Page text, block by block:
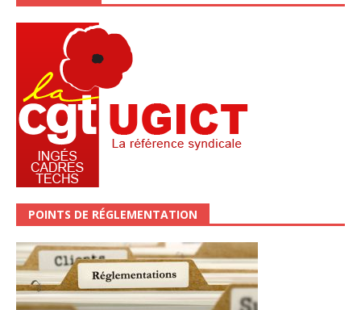
POINTS DE RÉGLEMENTATION